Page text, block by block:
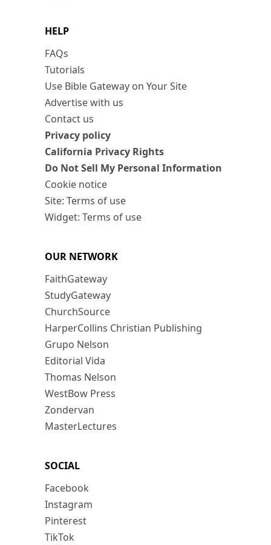
HELP
FAQs
Tutorials
Use Bible Gateway on Your Site
Advertise with us
Contact us
Privacy policy
California Privacy Rights
Do Not Sell My Personal Information
Cookie notice
Site: Terms of use
Widget: Terms of use
OUR NETWORK
FaithGateway
StudyGateway
ChurchSource
HarperCollins Christian Publishing
Grupo Nelson
Editorial Vida
Thomas Nelson
WestBow Press
Zondervan
MasterLectures
SOCIAL
Facebook
Instagram
Pinterest
TikTok